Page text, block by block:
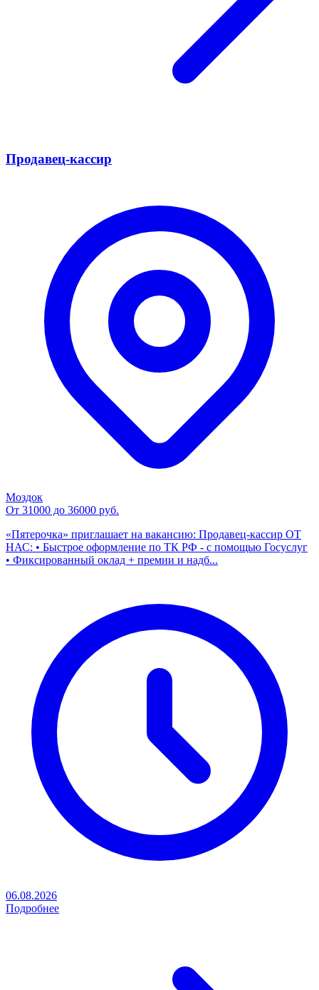
Продавец-кассир
Моздок
От 31000 до 36000 руб.
«Пятерочка» приглашает на вакансию: Продавец-кассир ОТ
НАС: • Быстрое оформление по ТК РФ - с помощью Госуслуг
• Фиксированный оклад + премии и надб...
06.08.2026
Подробнее